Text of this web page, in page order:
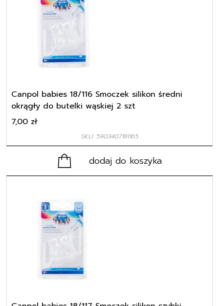
Canpol babies 18/116 Smoczek silikon średni
okrągły do butelki wąskiej 2 szt
SKU: 5903407181165
7,00 zł
dodaj do koszyka